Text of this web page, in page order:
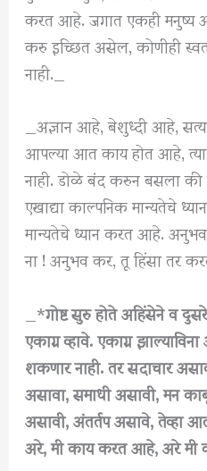
करत आहे. जगात एकही मनुष्य
करु इच्छित असेल, कोणीही
नाही._
_अज्ञान आहे, बेशुध्दी आहे,
आपल्या आत काय होत आहे,
नाही. डोळे बंद करुन बसला
एखाद्या काल्पनिक मान्यतेचे
मान्यतेचे ध्यान करत आहे.
ना ! अनुभव कर, तू हिंसा तर
_*गोष्ट सुरु होते अहिंसेने व
एकाग्र व्हावे. एकाग्र
शकणार नाही. तर सदाचार
असावा, समाधी असावी, मन
असावी, अंतर्तप असावे, तेव्हा
अरे, मी काय करत आहे, अरे